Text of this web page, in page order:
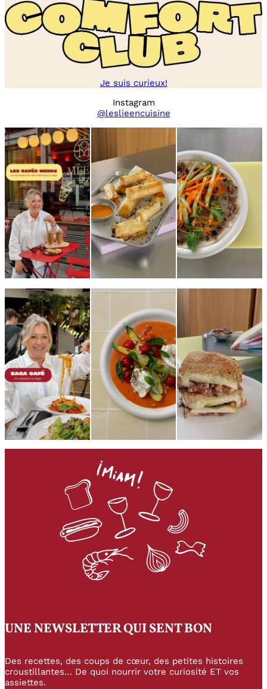
Je suis curieux!
Instagram
@leslieencuisine
UNE NEWSLETTER QUI SENT BON
Des recettes, des coups de cœur, des petites histoires
croustillantes… De quoi nourrir votre curiosité ET vos
assiettes.